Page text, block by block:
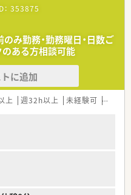
います。
も完備しています。
強会に参加されるほど関係も
ています。
です。
名を配属されています。
る職場です。
非常に良好で、
整えられています。
されています。
353875
み勤務・勤務曜日・日数ご
のある方相談可能
に追加
上 週32h以上 未経験可 扶養内